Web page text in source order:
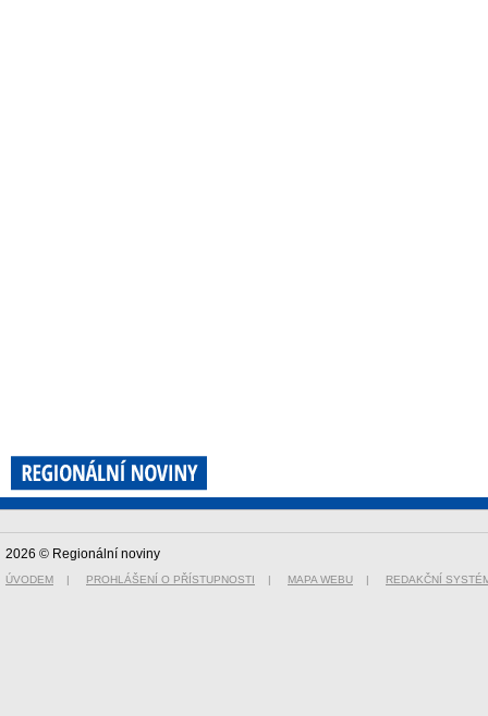
2026 © Regionální noviny
ÚVODEM | PROHLÁŠENÍ O PŘÍSTUPNOSTI | MAPA WEBU | REDAKČNÍ